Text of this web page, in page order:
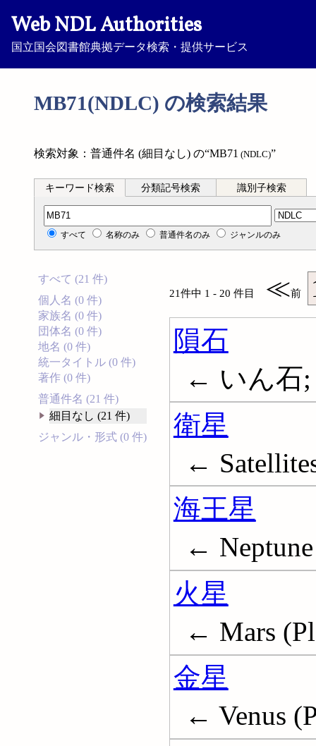
Web NDL Authorities
国立国会図書館典拠データ検索・提供サービス
MB71(NDLC) の検索結果
検索対象：普通件名 (細目なし) の“MB71 (NDLC)”
キーワード検索 分類記号検索 識別子検索
分類記号検索
すべて 名称のみ 普通件名のみ ジャンルのみ
すべて (21 件)
個人名 (0 件)
家族名 (0 件)
団体名 (0 件)
地名 (0 件)
統一タイトル (0 件)
著作 (0 件)
普通件名 (21 件)
細目なし (21 件)
ジャンル・形式 (0 件)
21件中 1 - 20 件目 ≪前
隕石
← いん石;
衛星
←
海王星
←
火星
← Mars
金星
← Venus